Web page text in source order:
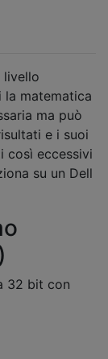
livello
la matematica
ma può
e i suoi
così eccessivi
su un Dell
32 bit con